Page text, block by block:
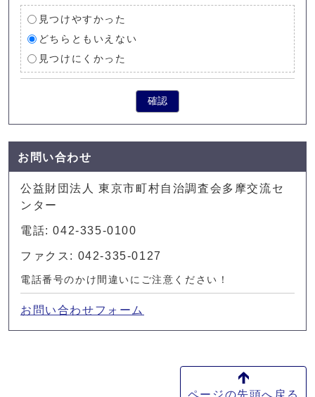
見つけやすかった
どちらともいえない
見つけにくかった
確認
お問い合わせ
公益財団法人 東京市町村自治調査会多摩交流セ
ンター
電話: 042-335-0100
ファクス: 042-335-0127
電話番号のかけ間違いにご注意ください！
お問い合わせフォーム
ページの先頭へ戻る